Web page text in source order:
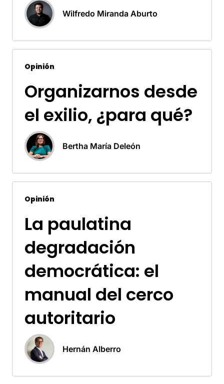
Wilfredo Miranda Aburto
Opinión
Organizarnos desde
el exilio, ¿para qué?
Bertha María Deleón
Opinión
La paulatina
degradación
democrática: el
manual del cerco
autoritario
Hernán Alberro